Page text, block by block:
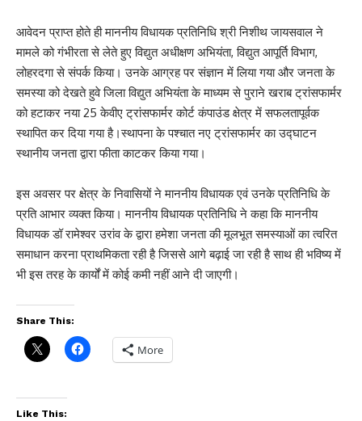
आवेदन प्राप्त होते ही माननीय विधायक प्रतिनिधि श्री निशीथ जायसवाल ने
मामले को गंभीरता से लेते हुए विद्युत अधीक्षण अभियंता, विद्युत आपूर्ति विभाग,
लोहरदगा से संपर्क किया। उनके आग्रह पर संज्ञान में लिया गया और जनता के
समस्या को देखते हुवे जिला विद्युत अभियंता के माध्यम से पुराने खराब ट्रांसफार्मर
को हटाकर नया 25 केवीए ट्रांसफार्मर कोर्ट कंपाउंड क्षेत्र में सफलतापूर्वक
स्थापित कर दिया गया है।स्थापना के पश्चात नए ट्रांसफार्मर का उद्घाटन
स्थानीय जनता द्वारा फीता काटकर किया गया।
इस अवसर पर क्षेत्र के निवासियों ने माननीय विधायक एवं उनके प्रतिनिधि के
प्रति आभार व्यक्त किया। माननीय विधायक प्रतिनिधि ने कहा कि माननीय
विधायक डॉ रामेश्वर उरांव के द्वारा हमेशा जनता की मूलभूत समस्याओं का त्वरित
समाधान करना प्राथमिकता रही है जिससे आगे बढ़ाई जा रही है साथ ही भविष्य में
भी इस तरह के कार्यों में कोई कमी नहीं आने दी जाएगी।
Share This:
More
Like This: